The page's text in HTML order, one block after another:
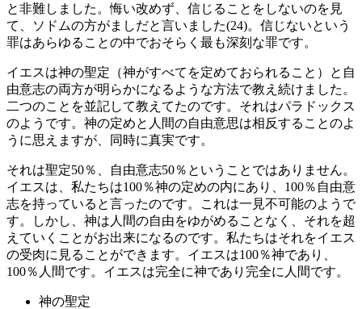
と非難しました。悔い改めず、信じることをしないのを見
て、ソドムの方がましだと言いました(24)。信じないという
罪はあらゆることの中でおそらく最も深刻な罪です。
イエスは神の聖定（神がすべてを定めておられること）と自
由意志の両方が明らかになるような方法で教え続けました。
二つのことを並記して教えてたのです。それはパラドックス
のようです。神の定めと人間の自由意思は相反することのよ
うに思えますが、同時に真実です。
それは聖定50％、自由意志50％ということではありません。
イエスは、私たちは100％神の定めの内にあり、100％自由意
志を持っていると言ったのです。これは一見不可能のようで
す。しかし、神は人間の自由をゆがめることなく、それを超
えていくことがお出来になるのです。私たちはそれをイエス
の受肉に見ることができます。イエスは100％神であり、
100％人間です。イエスは完全に神であり完全に人間です。
神の聖定